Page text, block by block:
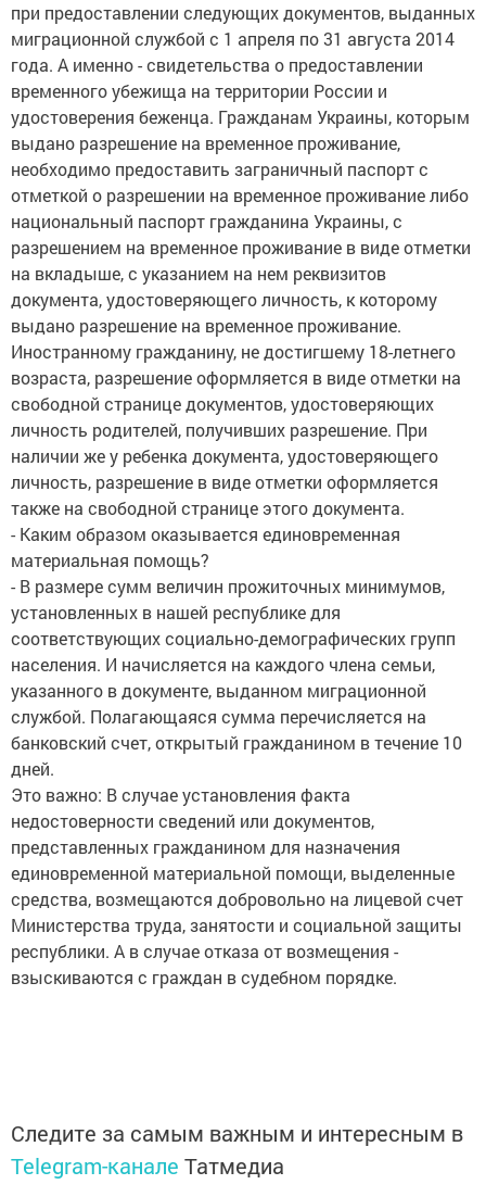
при предоставлении следующих документов, выданных
миграционной службой с 1 апреля по 31 августа 2014
года. А именно - свидетельства о предоставлении
временного убежища на территории России и
удостоверения беженца. Гражданам Украины, которым
выдано разрешение на временное проживание,
необходимо предоставить заграничный паспорт с
отметкой о разрешении на временное проживание либо
национальный паспорт гражданина Украины, с
разрешением на временное проживание в виде отметки
на вкладыше, с указанием на нем реквизитов
документа, удостоверяющего личность, к которому
выдано разрешение на временное проживание.
Иностранному гражданину, не достигшему 18-летнего
возраста, разрешение оформляется в виде отметки на
свободной странице документов, удостоверяющих
личность родителей, получивших разрешение. При
наличии же у ребенка документа, удостоверяющего
личность, разрешение в виде отметки оформляется
также на свободной странице этого документа.
- Каким образом оказывается единовременная
материальная помощь?
- В размере сумм величин прожиточных минимумов,
установленных в нашей республике для
соответствующих социально-демографических групп
населения. И начисляется на каждого члена семьи,
указанного в документе, выданном миграционной
службой. Полагающаяся сумма перечисляется на
банковский счет, открытый гражданином в течение 10
дней.
Это важно: В случае установления факта
недостоверности сведений или документов,
представленных гражданином для назначения
единовременной материальной помощи, выделенные
средства, возмещаются добровольно на лицевой счет
Министерства труда, занятости и социальной защиты
республики. А в случае отказа от возмещения -
взыскиваются с граждан в судебном порядке.
Следите за самым важным и интересным в
Telegram-канале Татмедиа